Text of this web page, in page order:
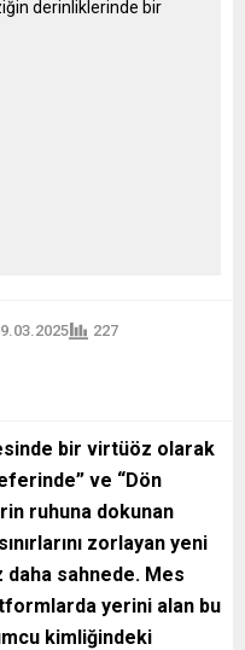
227
bir virtüöz olarak
ve “Dön
ruhuna dokunan
zorlayan yeni
sahnede. Mes
yerini alan bu
kimliğindeki